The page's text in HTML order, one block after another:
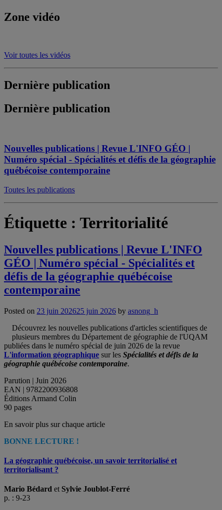
Zone vidéo
Voir toutes les vidéos
Dernière publication
Dernière publication
Nouvelles publications | Revue L'INFO GÉO |
Numéro spécial - Spécialités et défis de la géographie
québécoise contemporaine
Toutes les publications
Étiquette : Territorialité
Nouvelles publications | Revue L'INFO
GÉO | Numéro spécial - Spécialités et
défis de la géographie québécoise
contemporaine
Posted on 23 juin 202625 juin 2026 by asnong_h
Découvrez les nouvelles publications d'articles scientifiques de
plusieurs membres du Département de géographie de l'UQAM
publiées dans le numéro spécial de juin 2026 de la revue
L'information géographique sur les Spécialités et défis de la
géographie québécoise contemporaine.
Parution | Juin 2026
EAN | 9782200936808
Éditions Armand Colin
90 pages
En savoir plus sur chaque article
BONNE LECTURE !
La géographie québécoise, un savoir territorialisé et
territorialisant ?
Mario Bédard et Sylvie Joublot-Ferré
p. : 9-23